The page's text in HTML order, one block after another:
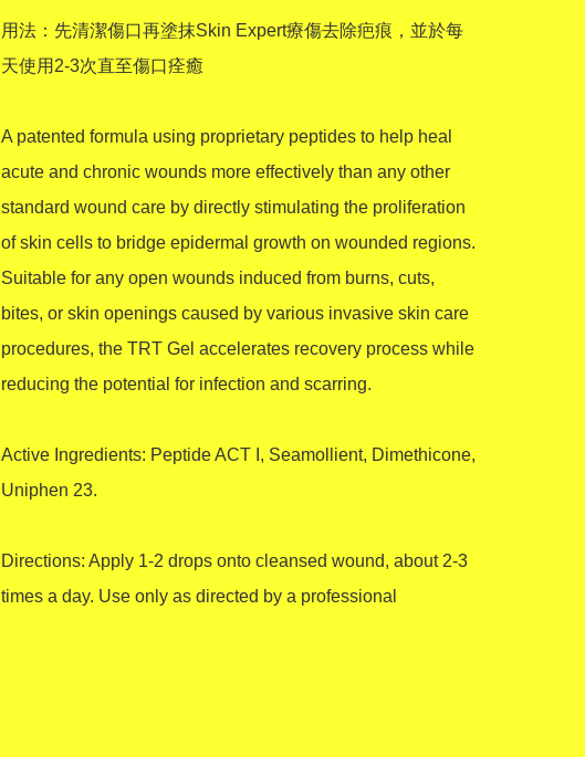
用法：先清潔傷口再塗抹Skin Expert療傷去除疤痕，並於每
天使用2-3次直至傷口痊癒
A patented formula using proprietary peptides to help heal
acute and chronic wounds more effectively than any other
standard wound care by directly stimulating the proliferation
of skin cells to bridge epidermal growth on wounded regions.
Suitable for any open wounds induced from burns, cuts,
bites, or skin openings caused by various invasive skin care
procedures, the TRT Gel accelerates recovery process while
reducing the potential for infection and scarring.
Active Ingredients: Peptide ACT I, Seamollient, Dimethicone,
Uniphen 23.
Directions: Apply 1-2 drops onto cleansed wound, about 2-3
times a day. Use only as directed by a professional